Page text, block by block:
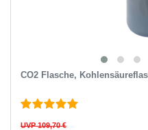
CO2 Flasche,
UVP 109,70 €